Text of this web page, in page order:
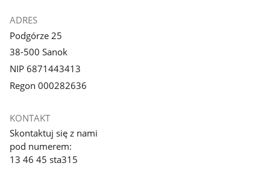
ADRES
Podgórze 25
38-500 Sanok
NIP 6871443413
Regon 000282636
KONTAKT
Skontaktuj się z nami
pod numerem:
13 46 45 sta315